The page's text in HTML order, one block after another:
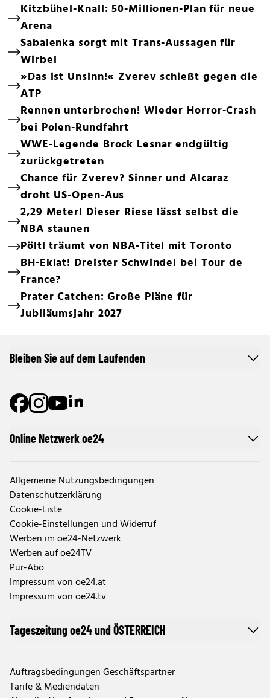
Kitzbühel-Knall: 50-Millionen-Plan für neue
Arena
Sabalenka sorgt mit Trans-Aussagen für
Wirbel
»Das ist Unsinn!« Zverev schießt gegen die
ATP
Rennen unterbrochen! Wieder Horror-Crash
bei Polen-Rundfahrt
WWE-Legende Brock Lesnar endgültig
zurückgetreten
Chance für Zverev? Sinner und Alcaraz
droht US-Open-Aus
2,29 Meter! Dieser Riese lässt selbst die
NBA staunen
Pöltl träumt von NBA-Titel mit Toronto
BH-Eklat! Dreister Schwindel bei Tour de
France?
Prater Catchen: Große Pläne für
Jubiläumsjahr 2027
Online Netzwerk oe24
Allgemeine Nutzungsbedingungen
Datenschutzerklärung
Cookie-Liste
Cookie-Einstellungen und Widerruf
Werben im oe24-Netzwerk
Werben auf oe24TV
Pur-Abo
Impressum von oe24.at
Impressum von oe24.tv
Tageszeitung oe24 und ÖSTERREICH
Auftragsbedingungen Geschäftspartner
Tarife & Mediendaten
Bleiben Sie auf dem Laufenden